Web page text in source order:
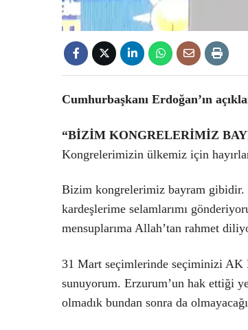
Cumhurbaşkanı Erdoğan’ın
“BİZİM KONGRELERİMİZ
Kongrelerimizin ülkemiz için
Bizim kongrelerimiz bayram gibidir.
kardeşlerime selamlarımı
mensuplarıma Allah’tan rahmet
31 Mart seçimlerinde seçiminizi AK
sunuyorum. Erzurum’un hak ettiği
olmadık bundan sonra da